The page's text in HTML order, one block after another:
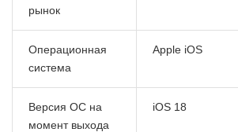
рынок
Операционная
система
Apple iOS
Версия ОС на
момент выхода
iOS 18